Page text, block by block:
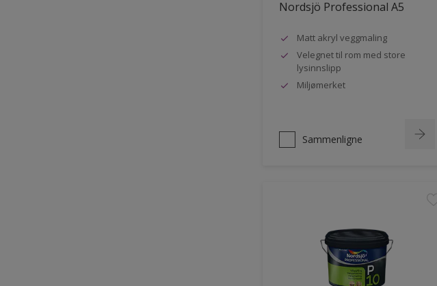
Nordsjö Professional A5
Matt akryl veggmaling
Velegnet til rom med store
lysinnslipp
Miljømerket
Sammenligne